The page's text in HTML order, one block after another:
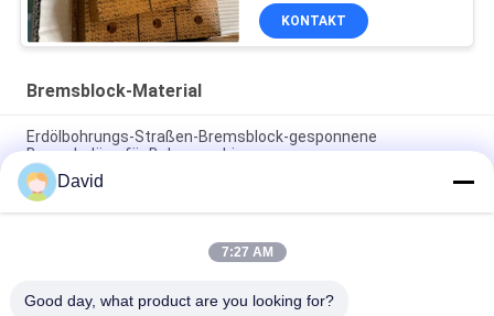
KONTAKT
Bremsblock-Material
Erdölbohrungs-Straßen-Bremsblock-gesponnene
Bremsbeläge für Bohrmaschinen
Asbestfreier gewebter Bremsbelag, gewebter Bremsblock,
gewebter Bremsbelag für Ölbohrungen
Bohrmaschine Gewebte Bremsbeläge Harzbremsblöcke für
David
7:27 AM
Good day, what product are you looking for?